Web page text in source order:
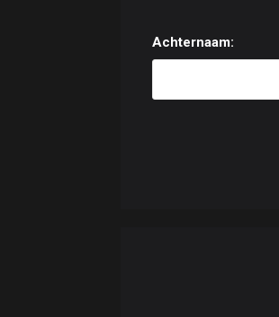
Achternaam: